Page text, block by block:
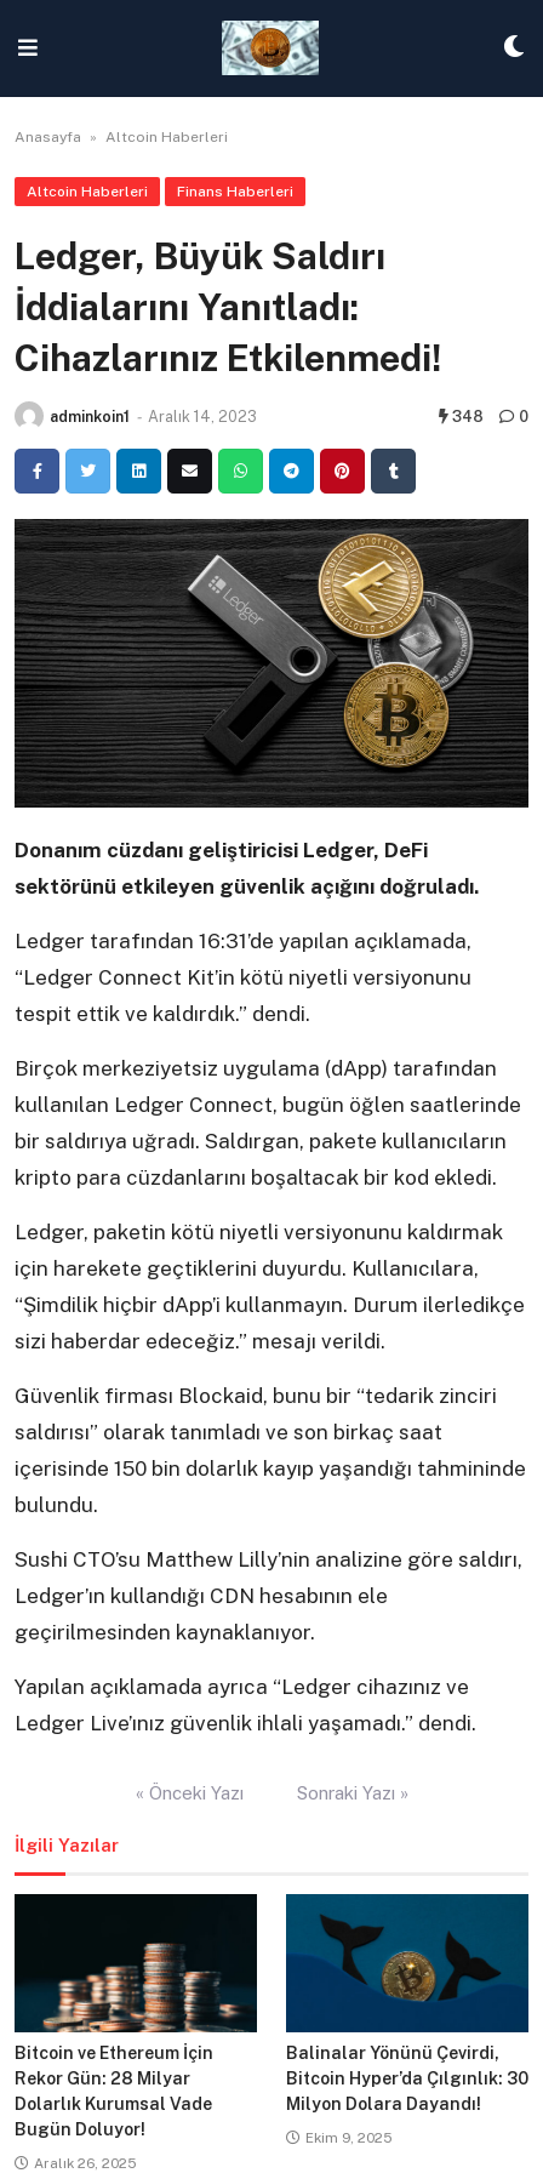
content
Anasayfa » Altcoin Haberleri
Altcoin Haberleri Finans Haberleri
Ledger, Büyük Saldırı
İddialarını Yanıtladı:
Cihazlarınız Etkilenmedi!
adminkoin1 - Aralık 14, 2023 348 0
Donanım cüzdanı geliştiricisi Ledger, DeFi
sektörünü etkileyen güvenlik açığını doğruladı.
Ledger tarafından 16:31’de yapılan açıklamada,
“Ledger Connect Kit’in kötü niyetli versiyonunu
tespit ettik ve kaldırdık.” dendi.
Birçok merkeziyetsiz uygulama (dApp) tarafından
kullanılan Ledger Connect, bugün öğlen saatlerinde
bir saldırıya uğradı. Saldırgan, pakete kullanıcıların
kripto para cüzdanlarını boşaltacak bir kod ekledi.
Ledger, paketin kötü niyetli versiyonunu kaldırmak
için harekete geçtiklerini duyurdu. Kullanıcılara,
“Şimdilik hiçbir dApp’i kullanmayın. Durum ilerledikçe
sizi haberdar edeceğiz.” mesajı verildi.
Güvenlik firması Blockaid, bunu bir “tedarik zinciri
saldırısı” olarak tanımladı ve son birkaç saat
içerisinde 150 bin dolarlık kayıp yaşandığı tahmininde
bulundu.
Sushi CTO’su Matthew Lilly’nin analizine göre saldırı,
Ledger’ın kullandığı CDN hesabının ele
geçirilmesinden kaynaklanıyor.
Yapılan açıklamada ayrıca “Ledger cihazınız ve
Ledger Live’ınız güvenlik ihlali yaşamadı.” dendi.
« Önceki Yazı Sonraki Yazı »
İlgili Yazılar
Bitcoin ve Ethereum İçin
Rekor Gün: 28 Milyar
Dolarlık Kurumsal Vade
Bugün Doluyor!
Aralık 26, 2025
Balinalar Yönünü Çevirdi,
Bitcoin Hyper’da Çılgınlık: 30
Milyon Dolara Dayandı!
Ekim 9, 2025